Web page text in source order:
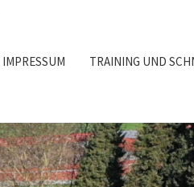
IMPRESSUM TRAINING UND